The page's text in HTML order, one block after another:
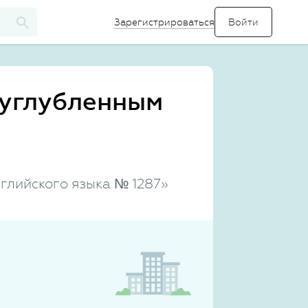
Зарегистрироваться
языка № 1287»